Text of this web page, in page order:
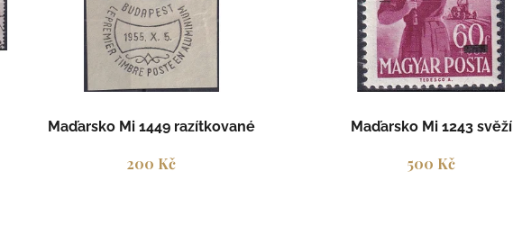
Maďarsko Mi 1449 razítkované
200 Kč
Maďarsko Mi 1243 svěží
500 Kč